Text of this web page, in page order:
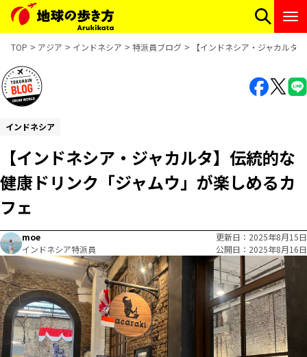
TOP アジア インドネシア 特派員ブログ 【インドネシア・ジャカルタ
インドネシア
【インドネシア・ジャカルタ】伝統的な
健康ドリンク「ジャムウ」が楽しめるカ
フェ
moe
インドネシア特派員
更新日
2025年8月15日
公開日
2025年8月16日